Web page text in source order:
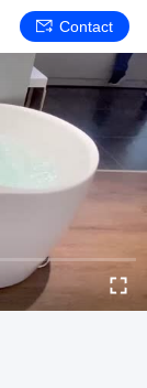
Contact